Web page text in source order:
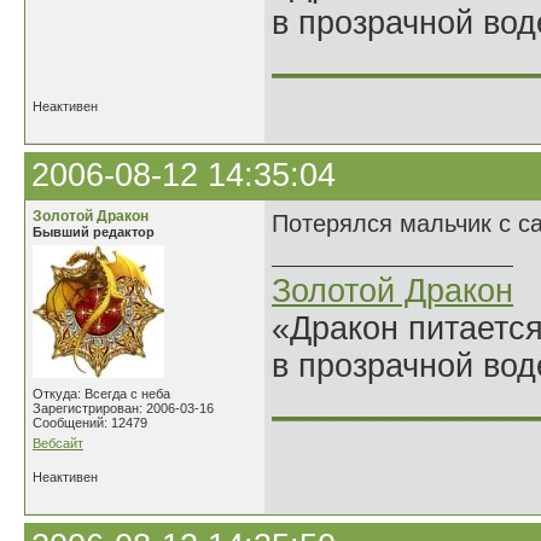
в прозрачной
Неактивен
2006-08-12 14:35:04
Золотой Дракон
Бывший редактор
Откуда: Всегда с неба
Зарегистрирован: 2006-03-16
Сообщений: 12479
Вебсайт
Потерялся мальчик с
Золотой Дракон
«Дракон
в прозрачной
Неактивен